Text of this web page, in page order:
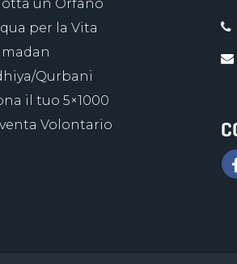
un Orfano
per la Vita
Qurbani
il tuo 5×1000
Volontario